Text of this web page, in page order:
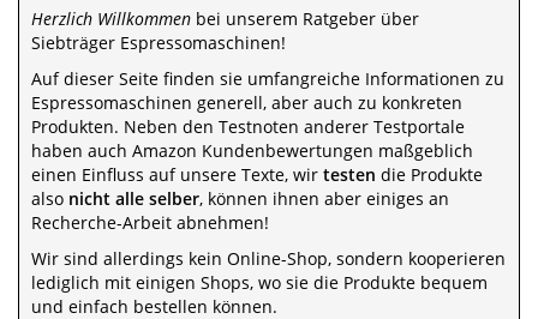
Herzlich Willkommen bei unserem Ratgeber über
Siebträger Espressomaschinen!
Auf dieser Seite finden sie umfangreiche Informationen zu
Espressomaschinen generell, aber auch zu konkreten
Produkten. Neben den Testnoten anderer Testportale
haben auch Amazon Kundenbewertungen maßgeblich
einen Einfluss auf unsere Texte, wir testen die Produkte
also nicht alle selber, können ihnen aber einiges an
Recherche-Arbeit abnehmen!
Wir sind allerdings kein Online-Shop, sondern kooperieren
lediglich mit einigen Shops, wo sie die Produkte bequem
und einfach bestellen können.